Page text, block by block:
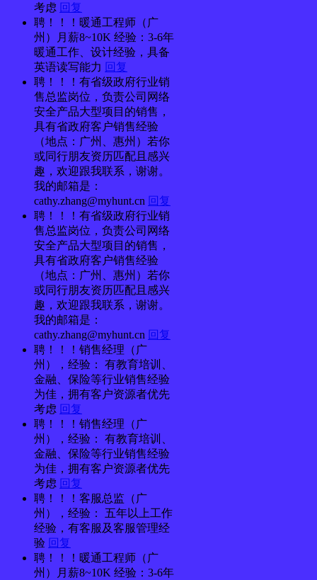
考虑 回复
聘！！！暖通工程师（广
州）月薪8~10K 经验：3-6年
暖通工作、设计经验，具备
英语读写能力 回复
聘！！！有省级政府行业销
售总监岗位，负责公司网络
安全产品大型项目的销售，
具有省政府客户销售经验
（地点：广州、惠州）若你
或同行朋友资历匹配且感兴
趣，欢迎跟我联系，谢谢。
我的邮箱是：
cathy.zhang@myhunt.cn 回复
聘！！！有省级政府行业销
售总监岗位，负责公司网络
安全产品大型项目的销售，
具有省政府客户销售经验
（地点：广州、惠州）若你
或同行朋友资历匹配且感兴
趣，欢迎跟我联系，谢谢。
我的邮箱是：
cathy.zhang@myhunt.cn 回复
聘！！！销售经理（广
州），经验： 有教育培训、
金融、保险等行业销售经验
为佳，拥有客户资源者优先
考虑 回复
聘！！！销售经理（广
州），经验： 有教育培训、
金融、保险等行业销售经验
为佳，拥有客户资源者优先
考虑 回复
聘！！！客服总监（广
州），经验： 五年以上工作
经验，有客服及客服管理经
验 回复
聘！！！暖通工程师（广
州）月薪8~10K 经验：3-6年